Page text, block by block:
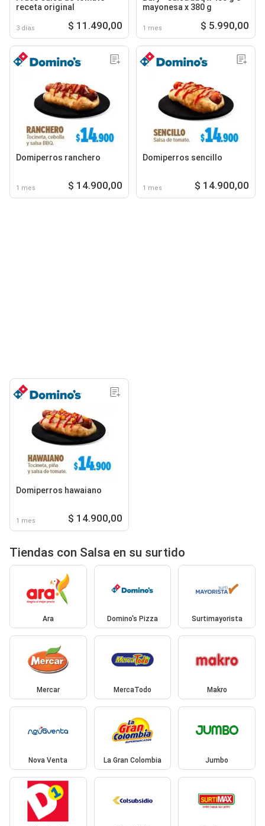
receta original
3 días $ 11.490,00
mayonesa x 380 g
1 mes $ 5.990,00
Domiperros ranchero
1 mes $ 14.900,00
Domiperros sencillo
1 mes $ 14.900,00
Domiperros hawaiano
1 mes $ 14.900,00
Tiendas con Salsa en su surtido
Ara Domino's Pizza Surtimayorista
Mercar MercaTodo Makro
Nova Venta La Gran Colombia Jumbo